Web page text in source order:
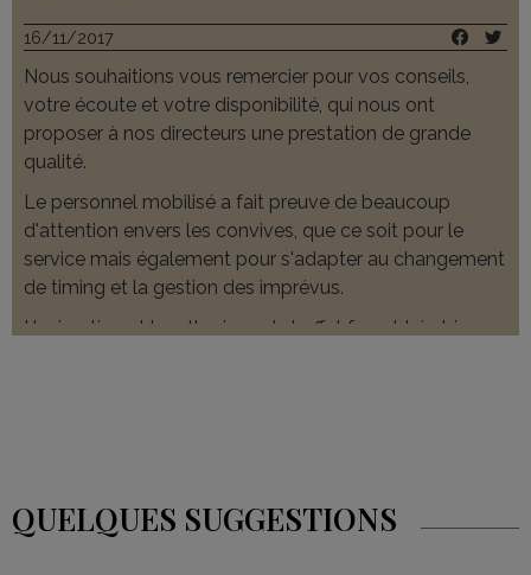
16/11/2017
Nous souhaitions vous remercier pour vos conseils,
votre écoute et votre disponibilité, qui nous ont
proposer à nos directeurs une prestation de grande
qualité.
Le personnel mobilisé a fait preuve de beaucoup
d'attention envers les convives, que ce soit pour le
service mais également pour s'adapter au changement
de timing et la gestion des imprévus.
L'animation et la rythmique du buffet furent très bien
Luana B Bouygues Construction
QUELQUES SUGGESTIONS